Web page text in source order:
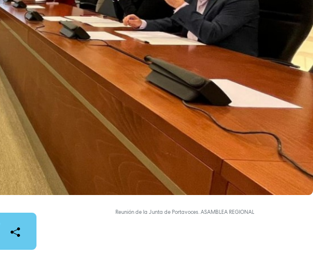
Reunión de la Junta de Portavoces. ASAMBLEA REGIONAL